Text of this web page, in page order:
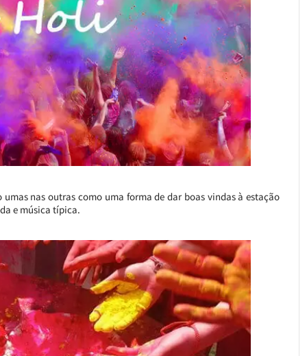
nas outras como uma forma de dar boas vindas à estação
e música típica.